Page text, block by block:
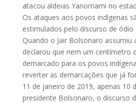
atacou aldeias Yanomami no
Os ataques aos povos indígenas
estimulados pelo discurso de
Quando o Jair Bolsonaro assumiu
declarou que nem um centímetro
demarcado para os povos
reverter as demarcações que já
11 de janeiro de 2019, apenas 10
presidente Bolsonaro, o discurso